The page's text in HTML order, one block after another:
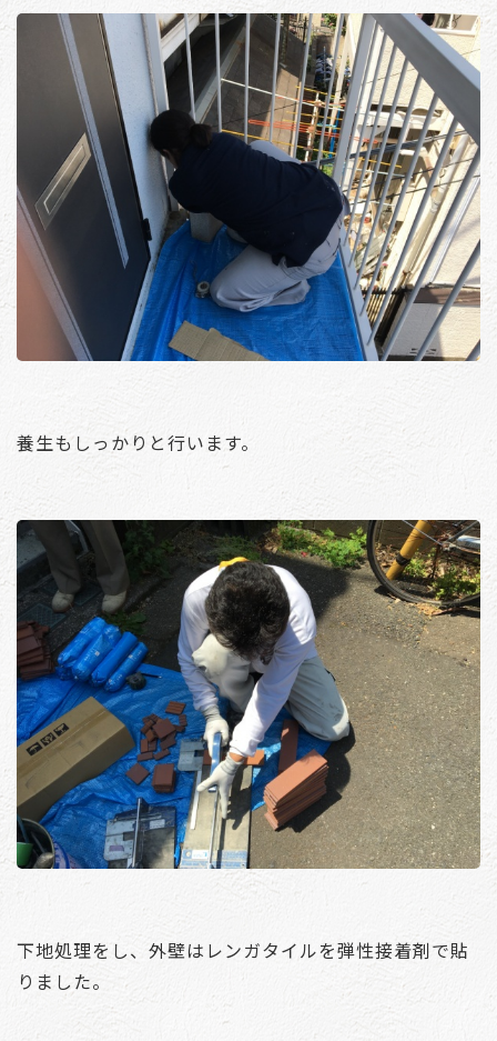
養生もしっかりと行います。
下地処理をし、外壁はレンガタイルを弾性接着剤で貼
りました。